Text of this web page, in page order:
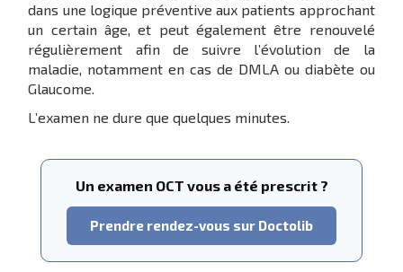
dans une logique préventive aux patients approchant
un certain âge, et peut également être renouvelé
régulièrement afin de suivre l’évolution de la
maladie, notamment en cas de DMLA ou diabète ou
Glaucome.
L’examen ne dure que quelques minutes.
Un examen OCT vous a été prescrit ?
Prendre rendez-vous sur Doctolib